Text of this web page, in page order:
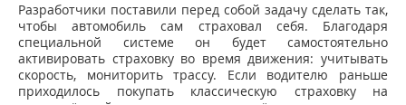
Разработчики поставили перед собой задачу сделать так,
чтобы автомобиль сам страховал себя. Благодаря
специальной системе он будет самостоятельно
активировать страховку во время движения: учитывать
скорость, мониторить трассу. Если водителю раньше
приходилось покупать классическую страховку на